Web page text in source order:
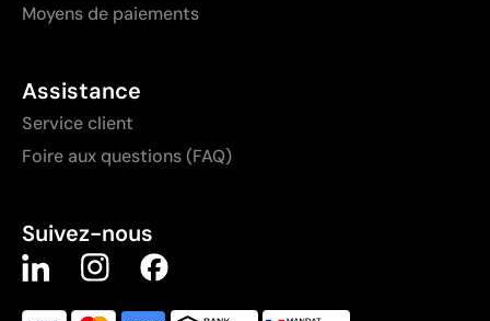
Moyens de paiements
Assistance
Service client
Foire aux questions (FAQ)
Suivez-nous